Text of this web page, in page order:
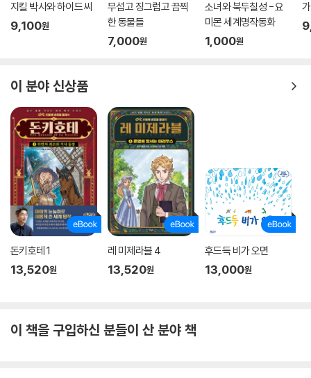
지킬 박사와 하이드 씨
9,100원
무섭고 징그럽고 끔찍
한 동물들
7,000원
소녀와 북두칠성 - 요
미몬 세계명작동화
1,000원
이 분야 신상품
돈키호테 1
13,520원
레 미제라블 4
13,520원
후드득 비가 오면
13,000원
이 책을 구입하신 분들이 산 분야 책